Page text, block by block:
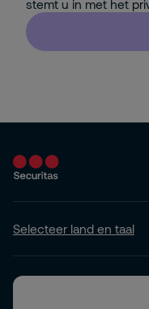
stemt u in met het
Selecteer land en taal